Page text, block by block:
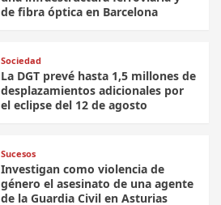
de fibra óptica en Barcelona
Sociedad
La DGT prevé hasta 1,5 millones de
desplazamientos adicionales por
el eclipse del 12 de agosto
Sucesos
Investigan como violencia de
género el asesinato de una agente
de la Guardia Civil en Asturias